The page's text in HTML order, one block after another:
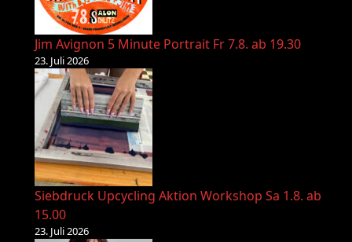
Jim Avignon 5 Minute Portrait Fr 7.8. ab 19.30
23. Juli 2026
Siebdruck Upcycling Aktion Workshop Sa 1.8. ab
15.00
23. Juli 2026